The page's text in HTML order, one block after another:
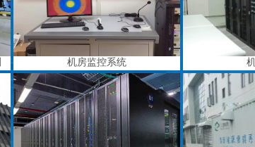
机房监控系统